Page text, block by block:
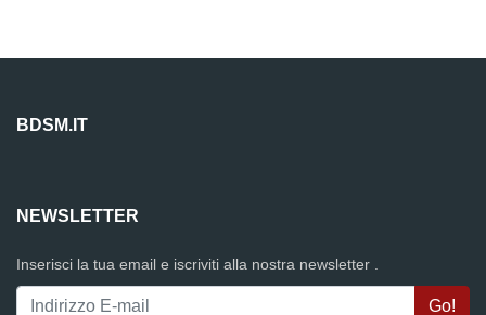
BDSM.IT
NEWSLETTER
Inserisci la tua email e iscriviti alla nostra newsletter .